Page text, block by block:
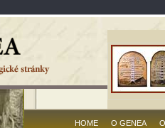
HOME O GENEA